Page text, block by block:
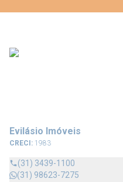
Evilásio Imóveis
CRECI: 1983
(31) 3439-1100
(31) 98623-7275